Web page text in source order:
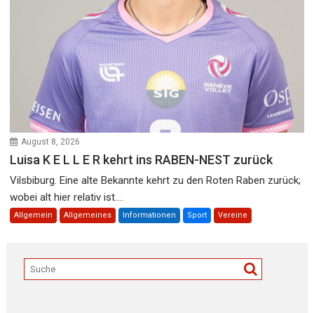
August 8, 2026
Luisa K E L L E R kehrt ins RABEN-NEST zurück
Vilsbiburg. Eine alte Bekannte kehrt zu den Roten Raben zurück;
wobei alt hier relativ ist....
Allgemein Allgemeines Informationen Sport Vereine